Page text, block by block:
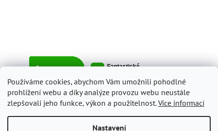
Používáme cookies, abychom Vám umožnili pohodlné
prohlížení webu a díky analýze provozu webu neustále
zlepšovali jeho funkce, výkon a použitelnost.Více informací
Nastavení